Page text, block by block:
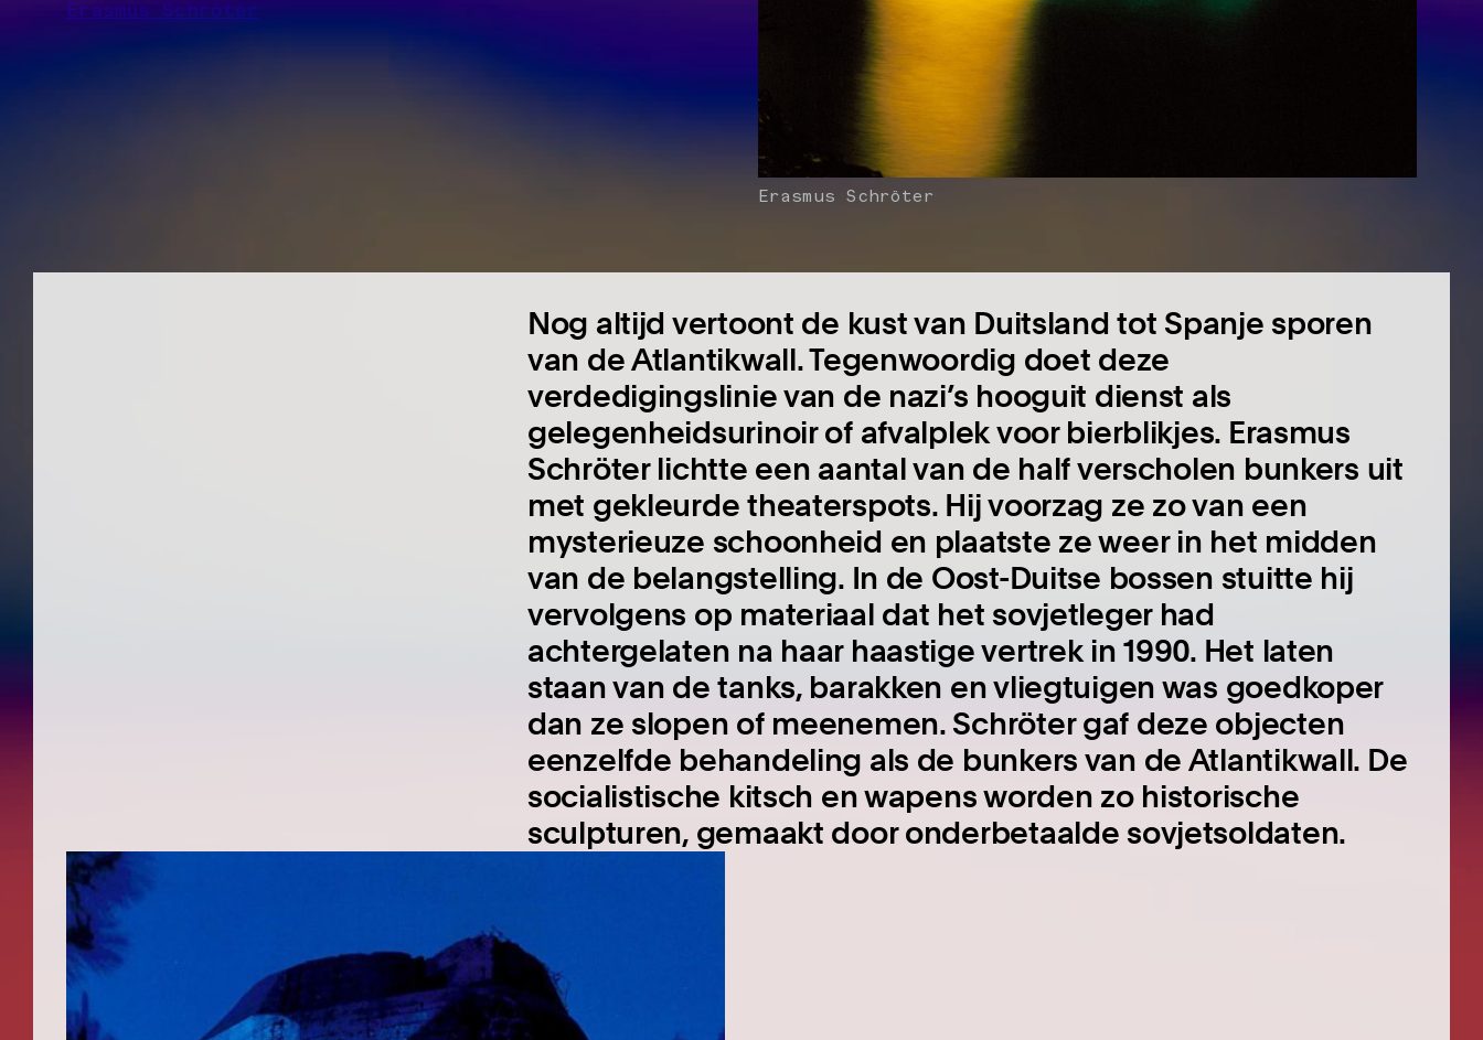
Erasmus Schröter
Erasmus Schröter
Nog altijd vertoont de kust van Duitsland tot Spanje sporen
van de Atlantikwall. Tegenwoordig doet deze
verdedigingslinie van de nazi’s hooguit dienst als
gelegenheidsurinoir of afvalplek voor bierblikjes. Erasmus
Schröter lichtte een aantal van de half verscholen bunkers uit
met gekleurde theaterspots. Hij voorzag ze zo van een
mysterieuze schoonheid en plaatste ze weer in het midden
van de belangstelling. In de Oost-Duitse bossen stuitte hij
vervolgens op materiaal dat het sovjetleger had
achtergelaten na haar haastige vertrek in 1990. Het laten
staan van de tanks, barakken en vliegtuigen was goedkoper
dan ze slopen of meenemen. Schröter gaf deze objecten
eenzelfde behandeling als de bunkers van de Atlantikwall. De
socialistische kitsch en wapens worden zo historische
sculpturen, gemaakt door onderbetaalde sovjetsoldaten.